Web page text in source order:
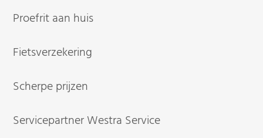
Proefrit aan huis
Fietsverzekering
Scherpe prijzen
Servicepartner Westra Service